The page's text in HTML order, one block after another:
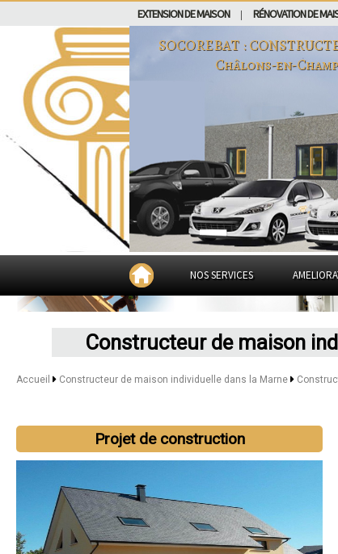
EXTENSION DE MAISON RÉNOVATION DE
SOCOREBAT :
Châlons-en-
NOS SERVICES
Constructeur de maison
Accueil Constructeur de maison individuelle dans la Marne
Projet de construction